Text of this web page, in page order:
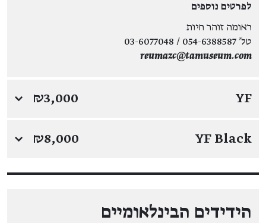
לפרטים נוספים
ראומה זוהר חיות
טל' 054-6388587 / 03-6077048
reumazc@tamuseum.com
YF
₪3,000
↓
YF Black
₪8,000
↓
הידידים הבינלאומיים